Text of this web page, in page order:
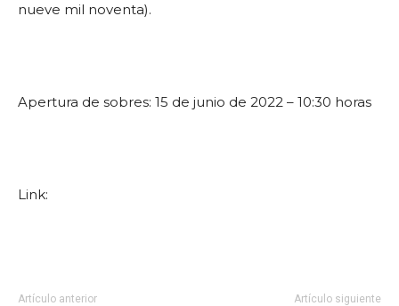
nueve mil noventa).
Apertura de sobres: 15 de junio de 2022 – 10:30 horas
Link:
Artículo anterior Artículo siguiente